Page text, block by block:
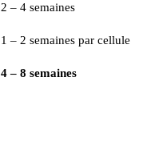
2 – 4 semaines
1 – 2 semaines par cellule
4 – 8 semaines